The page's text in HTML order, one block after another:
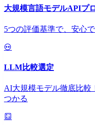
大規模言語モデルAPIプ
5つの評価基準で、安心
LLM比較選定
AI大規模モデル徹底比較
つかる